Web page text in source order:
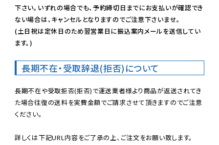
下さい。いずれの場合でも、予約締切日までにお支払いが確認でき
ない場合は、キャンセルとなりますのでご注意下さいませ。
(土日祝は定休日のため翌営業日に振込案内メールを送信してい
ます。)
長期不在・受取辞退(拒否)について
長期不在や受取拒否(拒否)で運送業者様より商品が返送されてき
た場合往復の送料を実費金額でご請求させて頂きますのでご注意
ください。